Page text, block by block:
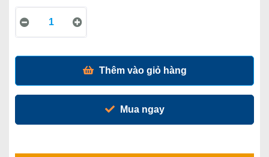
Thêm vào giỏ hàng
Mua ngay